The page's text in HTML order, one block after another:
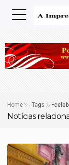
Home Tags -
Notícias